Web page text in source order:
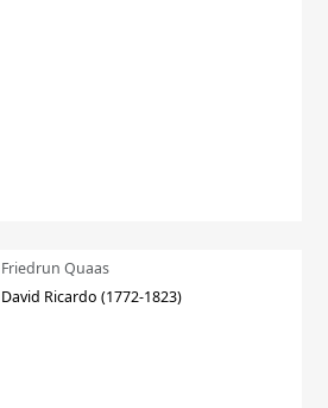
Friedrun Quaas
David Ricardo (1772-1823)